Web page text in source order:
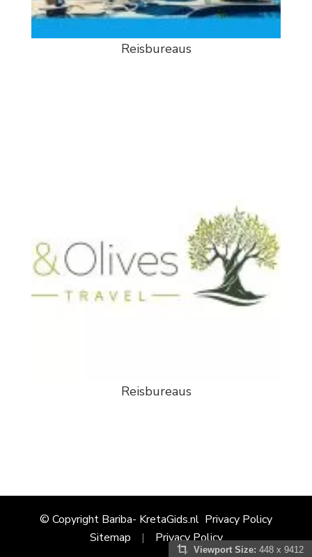
Reisbureaus
Reisbureaus
© Copyright Bariba- KretaGids.nl Privacy Policy
Sitemap
Privacy Policy
Viewport Size: 448 x 9412